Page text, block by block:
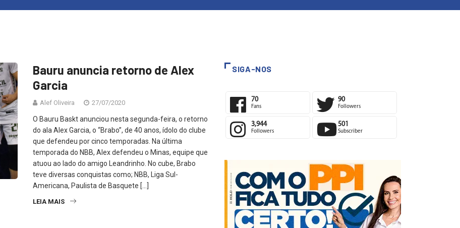
Bauru anuncia retorno de Alex
Garcia
Alef Oliveira 27/07/2020
O Bauru Baskt anunciou nesta segunda-feira, o retorno
do ala Alex Garcia, o “Brabo”, de 40 anos, ídolo do clube
que defendeu por cinco temporadas. Na última
temporada do NBB, Alex defendeu o Minas, equipe que
atuou ao lado do amigo Leandrinho. No cube, Brabo
teve diversas conquistas como; NBB, Liga Sul-
Americana, Paulista de Basquete […]
LEIA MAIS
SIGA-NOS
70
Fans
90
Followers
3,944
Followers
501
Subscriber